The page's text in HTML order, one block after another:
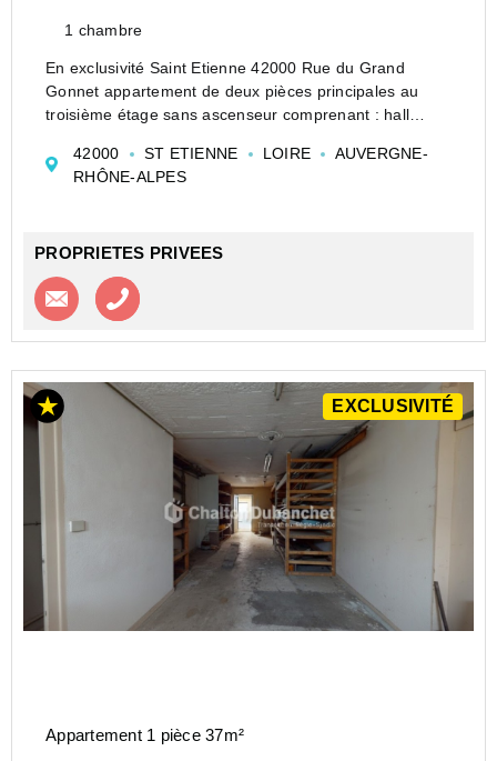
1 chambre
En exclusivité Saint Etienne 42000 Rue du Grand
Gonnet appartement de deux pièces principales au
troisième étage sans ascenseur comprenant : hall
salle de bains et WC séparé.
Les charges annuelle...
42000 ST ETIENNE LOIRE
AUVERGNE-
RHÔNE-ALPES
PROPRIETES PRIVEES
Contacter l'agence
EXCLUSIVITÉ
Appartement 1 pièce 37m²